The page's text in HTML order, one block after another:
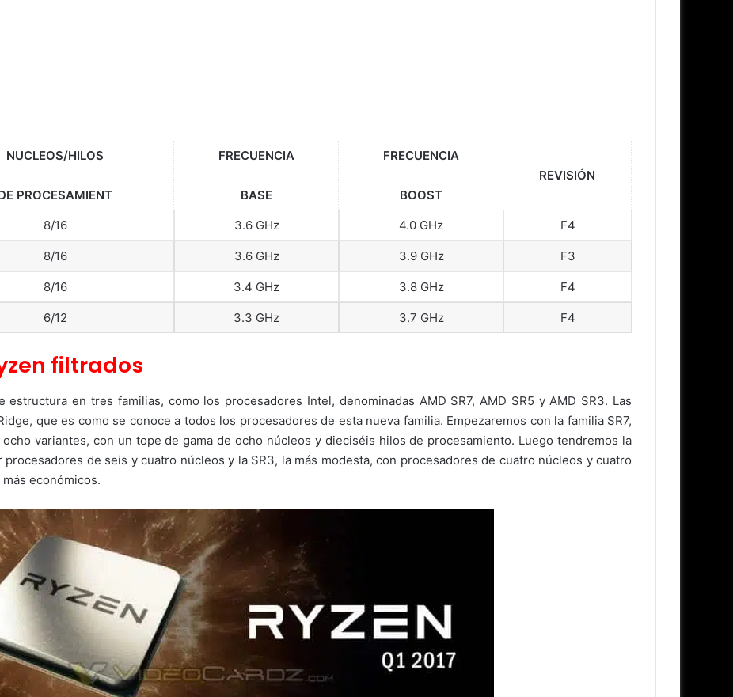
NUCLEOS/HILOS
PROCESAMIENT
FRECUENCIA
BASE
FRECUENCIA
BOOST
REVISIÓN
8/16 3.6 GHz 4.0 GHz F4
8/16 3.6 GHz 3.9 GHz F3
8/16 3.4 GHz 3.8 GHz F4
6/12 3.3 GHz 3.7 GHz F4
filtrados
en tres familias, como los procesadores Intel, denominadas AMD SR7, AMD SR5 y AMD SR3. Las
que es como se conoce a todos los procesadores de esta nueva familia. Empezaremos con la familia SR7,
variantes, con un tope de gama de ocho núcleos y dieciséis hilos de procesamiento. Luego tendremos la
de seis y cuatro núcleos y la SR3, la más modesta, con procesadores de cuatro núcleos y cuatro
económicos.